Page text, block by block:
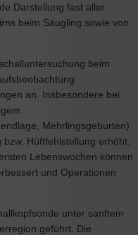
Darstellung fast aller
beim Säugling sowie von
beim
an. Insbesondere bei
Mehrlingsgeburten)
Hüftfehlstellung erhöht.
Lebenswochen können
und Operationen
unter sanftem
geführt. Die